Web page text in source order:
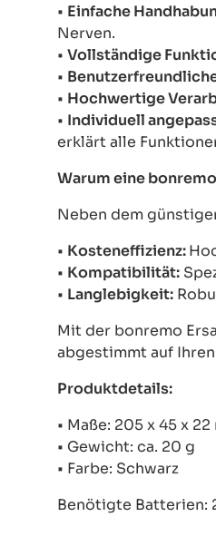
• Einfache
Nerven.
• Vollständige
•
• Hochwertige
• Individuell
erklärt alle
Warum eine
Neben dem
• Kosteneffizienz:
• Kompatibilität:
• Langlebigkeit:
Mit der bonremo
abgestimmt auf
Produktdetails:
• Maße: 205 x 45 x 22
• Gewicht: ca. 20 g
• Farbe: Schwarz
Benötigte Batterien: